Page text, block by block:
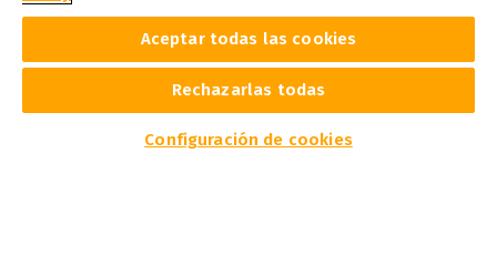
Desde la rotulación hasta la impresión textil e
industrial, Caldera es la solución para obtener
resultados perfectos.
Aceptar todas las cookies
Rechazarlas todas
Configuración de cookies